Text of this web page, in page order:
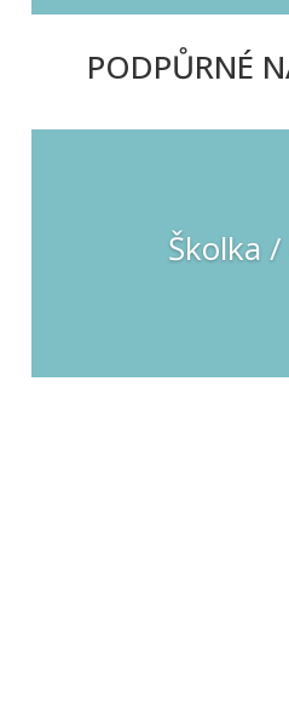
PODPŮRNÉ
Školka